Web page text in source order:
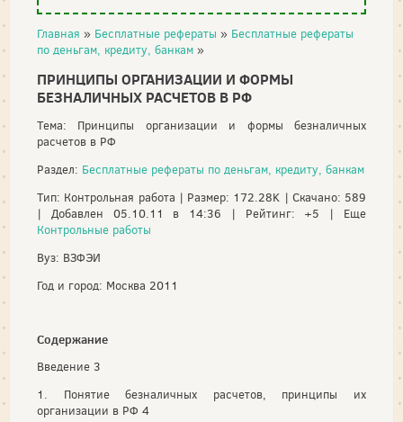
Главная » Бесплатные рефераты » Бесплатные рефераты
по деньгам, кредиту, банкам »
ПРИНЦИПЫ ОРГАНИЗАЦИИ И ФОРМЫ
БЕЗНАЛИЧНЫХ РАСЧЕТОВ В РФ
Тема: Принципы организации и формы безналичных
расчетов в РФ
Раздел: Бесплатные рефераты по деньгам, кредиту, банкам
Тип: Контрольная работа | Размер: 172.28K | Скачано: 589
| Добавлен 05.10.11 в 14:36 | Рейтинг: +5 | Еще
Контрольные работы
Вуз: ВЗФЭИ
Год и город: Москва 2011
Содержание
Введение 3
1. Понятие безналичных расчетов, принципы их
организации в РФ 4